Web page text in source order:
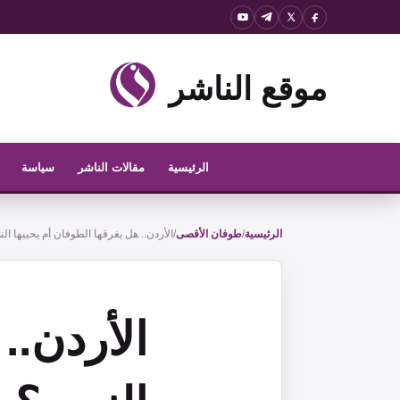
موقع الناشر
الرئيسية مقالات الناشر سياسة
الرئيسية/طوفان الأقصى/ الأردن.. هل يغرقها الطوفان أم يحييها